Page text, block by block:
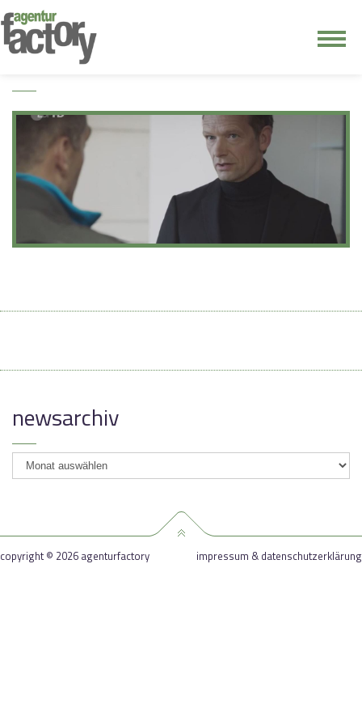
kontakt
newsarchiv
newsarchiv
copyright © 2026 agenturfactory impressum & datenschutzerklärung